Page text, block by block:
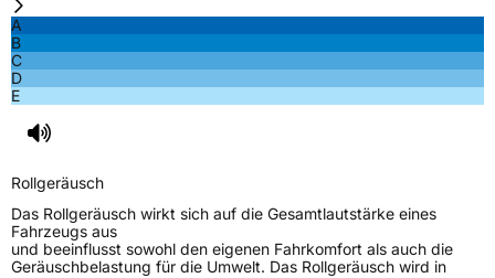
Nasshaftung
EPREL ID 1367864
Allgemeine Produktsicherheit (GPSR)
A
B
C
D
E
Rollgeräusch
Das Rollgeräusch wirkt sich auf die Gesamtlautstärke eines
Fahrzeugs aus
und beeinflusst sowohl den eigenen Fahrkomfort als auch die
Geräuschbelastung für die Umwelt. Das Rollgeräusch wird in